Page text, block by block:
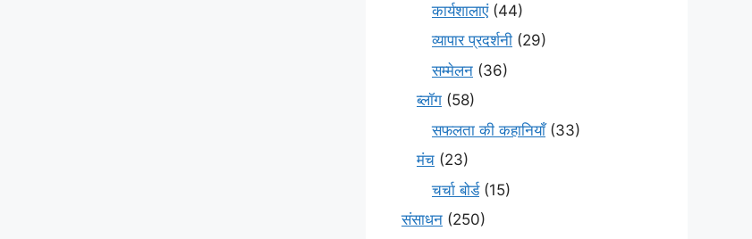
कार्यशालाएं(44)
व्यापार प्रदर्शनी (29)
सम्मेलन (36)
ब्लॉग (58)
सफलता की कहानियाँ(33)
मंच (23)
चर्चा बोर्ड(15)
संसाधन (250)